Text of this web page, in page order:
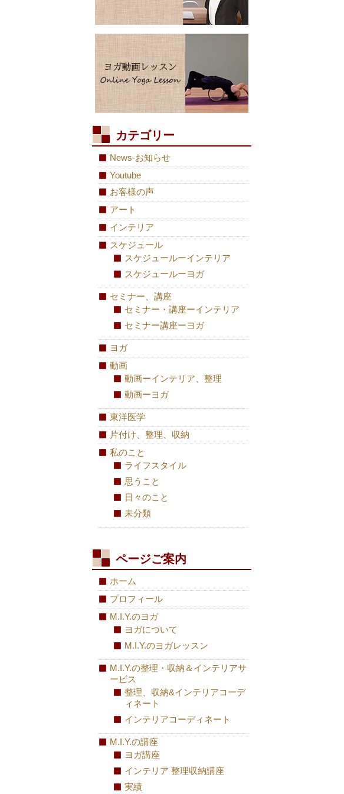
カテゴリー
News-お知らせ
Youtube
お客様の声
アート
インテリア
スケジュール
スケジュールーインテリア
スケジュールーヨガ
セミナー、講座
セミナー・講座ーインテリア
セミナー講座ーヨガ
ヨガ
動画
動画ーインテリア、整理
動画ーヨガ
東洋医学
片付け、整理、収納
私のこと
ライフスタイル
思うこと
日々のこと
未分類
ページご案内
ホーム
プロフィール
M.I.Y.のヨガ
ヨガについて
M.I.Y.のヨガレッスン
M.I.Y.の整理・収納＆インテリアサ
ービス
整理、収納&インテリアコーデ
ィネート
インテリアコーディネート
M.I.Y.の講座
ヨガ講座
インテリア 整理収納講座
実績